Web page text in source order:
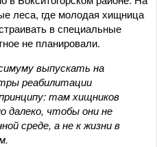
леса, где молодая хищница
в специальные
не планировали.
выпускать на
реабилитации
там хищников
далеко, чтобы они не
среде, а не к жизни в